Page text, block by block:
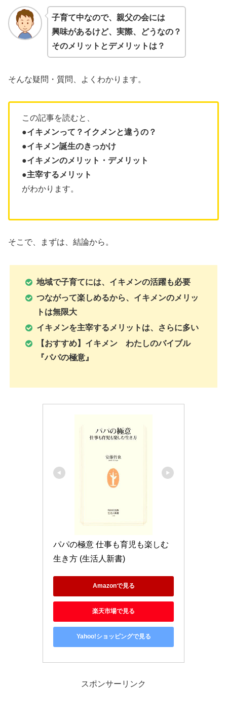
子育て中なので、親父の会には
興味があるけど、実際、どうなの？
そのメリットとデメリットは？
そんな疑問・質問、よくわかります。
この記事を読むと、
●イキメンって？イクメンと違うの？
●イキメン誕生のきっかけ
●イキメンのメリット・デメリット
●主宰するメリット
がわかります。
そこで、まずは、結論から。
地域で子育てには、 イキメンの活躍も必要
つながって楽しめるから、 イキメンのメリッ
トは無限大
イキメンを主宰するメリットは、
さらに多い
【おすすめ】イキメン わたしのバイブル
『パパの極意』
パパの極意 仕事も育児も楽しむ
生き方 (生活人新書)
Amazonで見る
楽天市場で見る
Yahoo!ショッピングで見る
スポンサーリンク